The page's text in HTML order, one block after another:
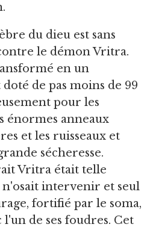
du dieu est sans
le démon Vritra.
en un
de pas moins de 99
pour les
énormes anneaux
et les ruisseaux et
sécheresse.
Vritra était telle
n'osait intervenir et seul
fortifié par le soma,
de ses foudres. Cet